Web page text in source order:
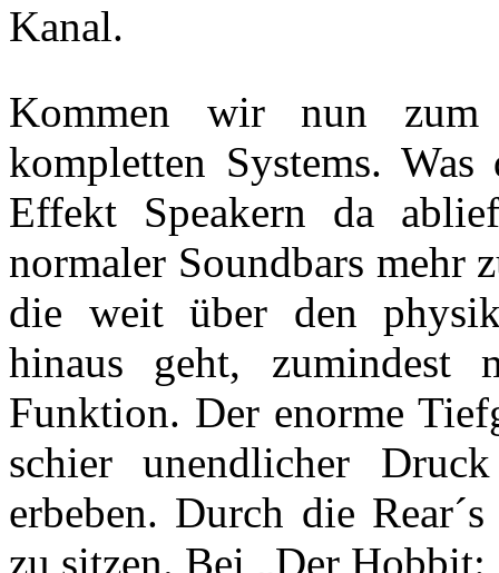
Kanal.
Kommen wir nun zum
kompletten Systems.
Effekt Speakern da
normaler Soundbars mehr
die weit über den
hinaus geht, zumindest
Funktion. Der enorme
schier unendlicher
erbeben. Durch die
zu sitzen. Bei „Der Hobbit: